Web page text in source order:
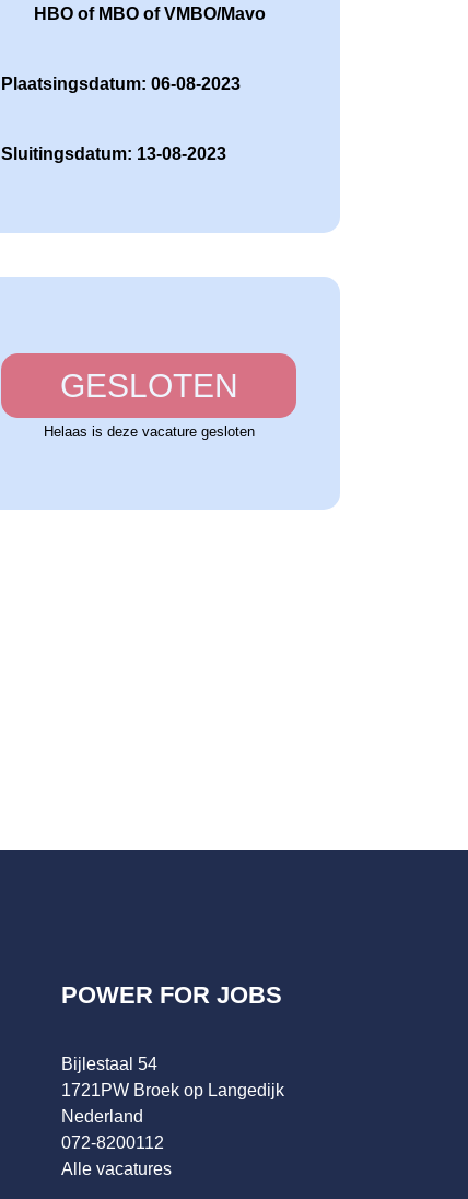
HBO of MBO of VMBO/Mavo
Plaatsingsdatum: 06-08-2023
Sluitingsdatum: 13-08-2023
GESLOTEN
Helaas is deze vacature gesloten
POWER FOR JOBS
Bijlestaal 54
1721PW Broek op Langedijk
Nederland
072-8200112
Alle vacatures